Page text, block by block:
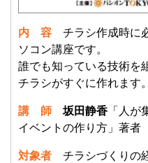
内 容 チラシ作成時に
ソコン講座です。
誰でも知っている技術を
チラシがすぐに作れます。
講 師 坂田静香 「人が
イベントの作り方」著者
対象者 チラシづくりの